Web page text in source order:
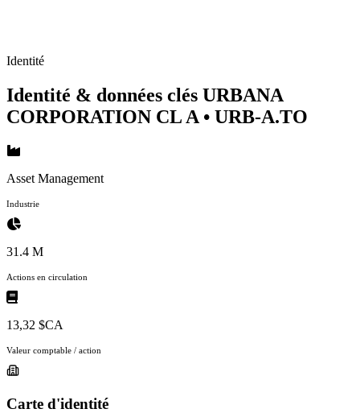
Identité
Identité & données clés URBANA
CORPORATION CL A • URB-A.TO
Asset Management
Industrie
31.4 M
Actions en circulation
13,32 $CA
Valeur comptable / action
Carte d'identité